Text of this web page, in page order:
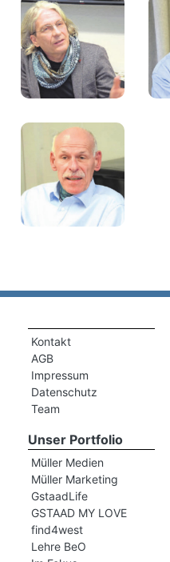
Kontakt
AGB
Impressum
Datenschutz
Team
Unser Portfolio
Müller Medien
Müller Marketing
GstaadLife
GSTAAD MY LOVE
find4west
Lehre BeO